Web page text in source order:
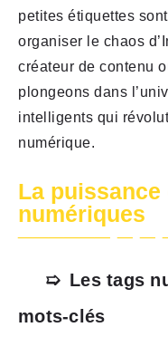
petites étiquettes
organiser le chaos
créateur de contenu
plongeons dans
intelligents qui
numérique.
La puissance
numériques
Les tags
mots-clés